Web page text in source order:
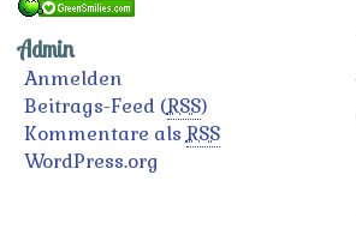
Admin
Anmelden
Beitrags-Feed (RSS)
Kommentare als RSS
WordPress.org